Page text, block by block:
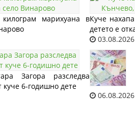
марихуана вКуче
детето е
Загора разследва
куче 6-годишно дете